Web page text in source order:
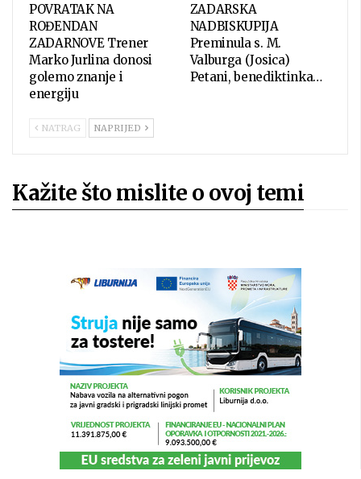
POVRATAK NA
ROĐENDAN
ZADARNOVE Trener
Marko Jurlina donosi
golemo znanje i
energiju
ZADARSKA
NADBISKUPIJA
Preminula s. M.
Valburga (Josica)
Petani, benediktinka…
NATRAG NAPRIJED
Kažite što mislite o ovoj temi